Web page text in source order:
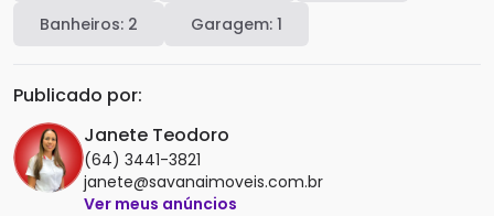
Banheiros: 2 Garagem: 1
Publicado por:
Janete Teodoro
(64) 3441-3821
janete@savanaimoveis.com.br
Ver meus anúncios